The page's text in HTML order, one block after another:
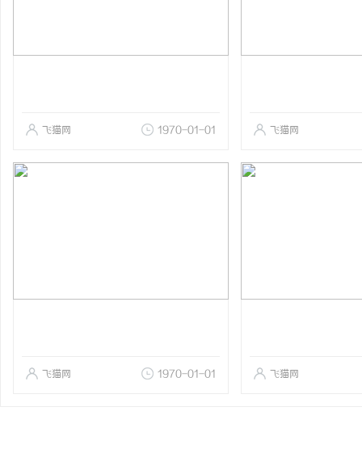
飞猫网 1970-01-01 飞猫网
飞猫网 1970-01-01 飞猫网